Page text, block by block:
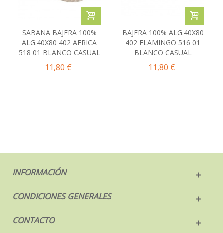
SABANA BAJERA 100%
ALG.40X80 402 AFRICA
518 01 BLANCO CASUAL
11,80 €
BAJERA 100% ALG.40X80
402 FLAMINGO 516 01
BLANCO CASUAL
11,80 €
INFORMACIÓN
CONDICIONES GENERALES
CONTACTO